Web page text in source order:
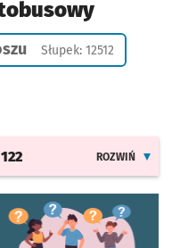
Słupek: 12512
ROZWIŃ